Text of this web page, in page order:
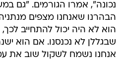
נכונה", אמרו הגורמים. "גם
הבהרנו שאנחנו מצפים
הוא לא היה יכול להתחייב
שבגללן לא נכנסנו. אם הוא
אנחנו נשמח לשקול שוב את